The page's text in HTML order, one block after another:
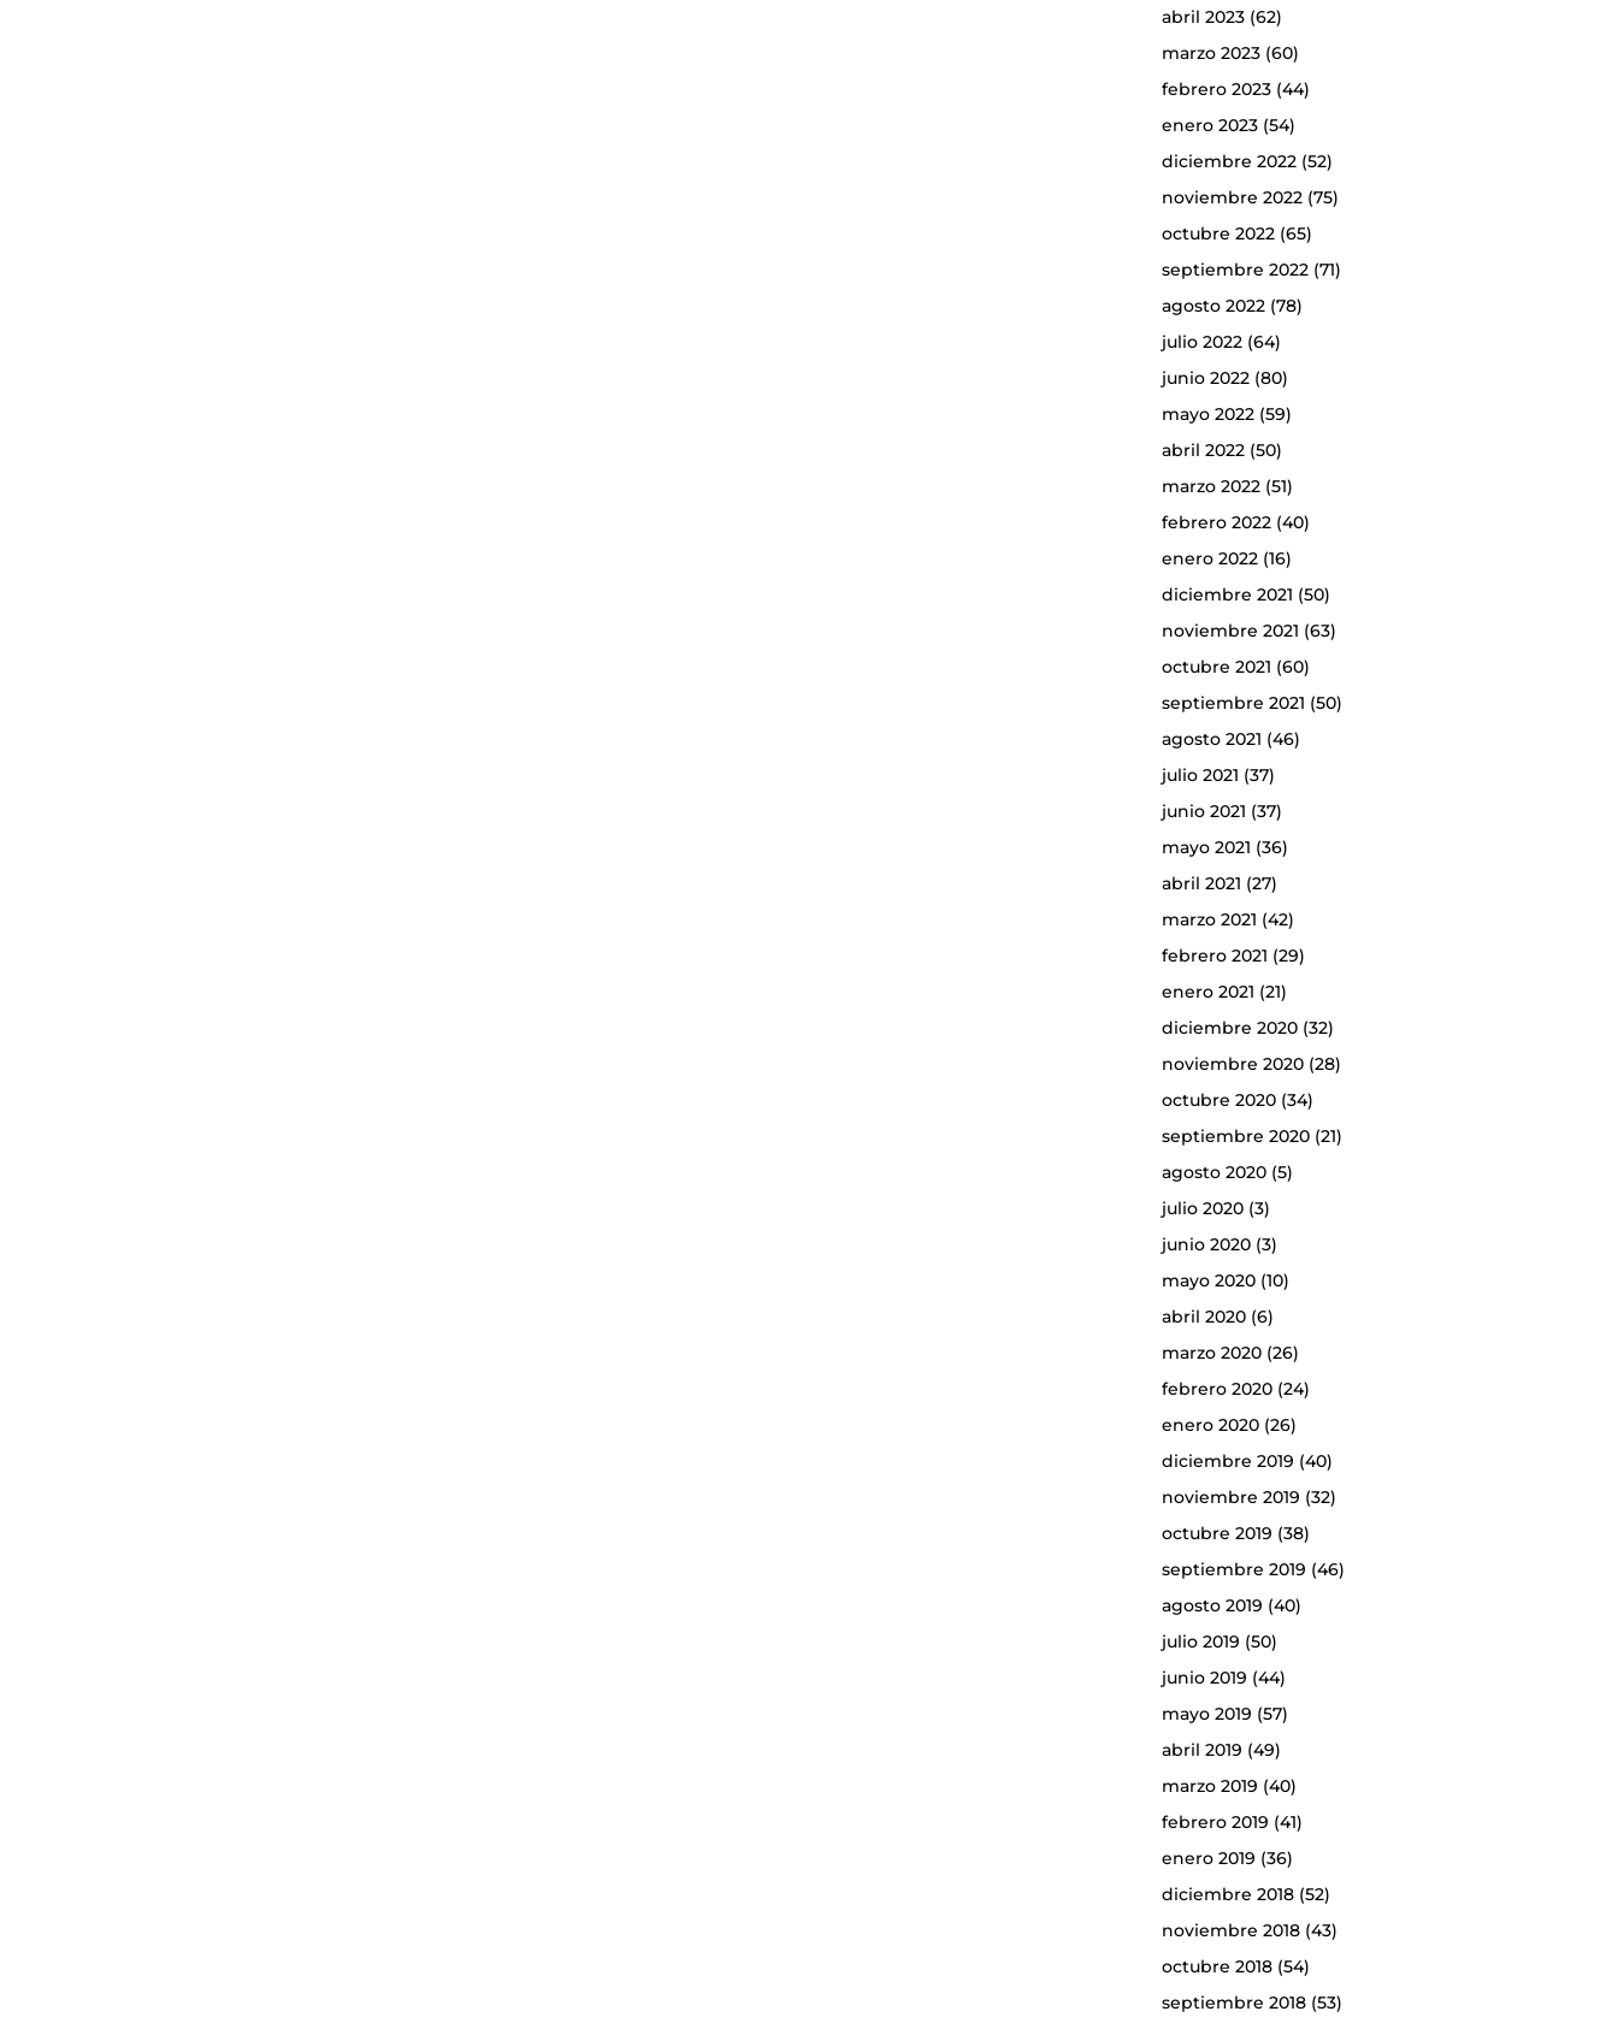
abril 2023(62)
marzo 2023(60)
febrero 2023(44)
enero 2023(54)
diciembre 2022(52)
noviembre 2022(75)
octubre 2022(65)
septiembre 2022(71)
agosto 2022(78)
julio 2022(64)
junio 2022(80)
mayo 2022(59)
abril 2022(50)
marzo 2022(51)
febrero 2022(40)
enero 2022(16)
diciembre 2021 (50)
noviembre 2021 (63)
octubre 2021 (60)
septiembre 2021 (50)
agosto 2021 (46)
julio 2021 (37)
junio 2021 (37)
mayo 2021 (36)
abril 2021 (27)
marzo 2021 (42)
febrero 2021 (29)
enero 2021 (21)
diciembre 2020(32)
noviembre 2020(28)
octubre 2020(34)
septiembre 2020(21)
agosto 2020(5)
julio 2020(3)
junio 2020(3)
mayo 2020(10)
abril 2020(6)
marzo 2020(26)
febrero 2020(24)
enero 2020(26)
diciembre 2019 (40)
noviembre 2019 (32)
octubre 2019 (38)
septiembre 2019 (46)
agosto 2019 (40)
julio 2019 (50)
junio 2019 (44)
mayo 2019 (57)
abril 2019 (49)
marzo 2019 (40)
febrero 2019 (41)
enero 2019 (36)
diciembre 2018(52)
noviembre 2018(43)
octubre 2018(54)
septiembre 2018(53)